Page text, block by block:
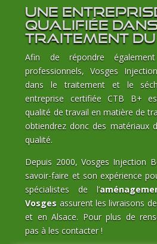
Une
qualifiée
traitement du
Afin de répondre
professionnels, Vosges
dans le traitement et le
entreprise certifiée CTB B+
qualité de travail en matière de
obtiendrez donc des matériaux
qualité.
Depuis 2000, Vosges Injection
savoir-faire et son expérience
spécialistes de l’
Vosges assurent les livraisons
et en Alsace. Pour plus de
pas à les contacter !